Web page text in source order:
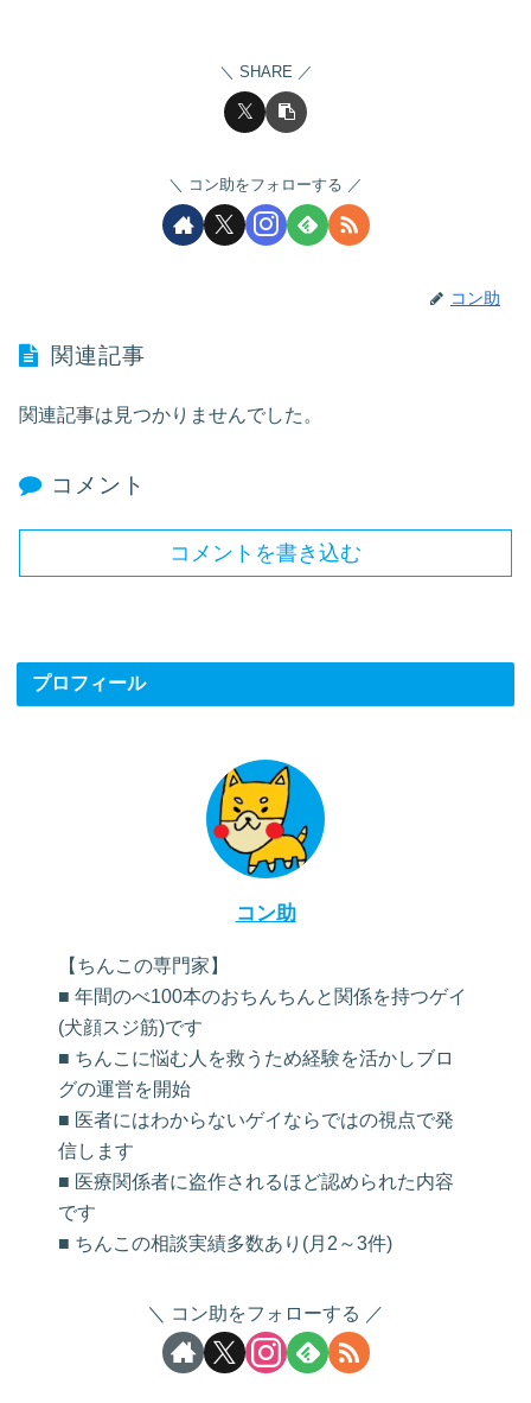
SHARE
コン助をフォローする
コン助
関連記事
関連記事は見つかりませんでした。
コメント
コメントを書き込む
プロフィール
コン助
【ちんこの専門家】
■ 年間のべ100本のおちんちんと関係を持つゲイ
(犬顔スジ筋)です
■ ちんこに悩む人を救うため経験を活かしブロ
グの運営を開始
■ 医者にはわからないゲイならではの視点で発
信します
■ 医療関係者に盗作されるほど認められた内容
です
■ ちんこの相談実績多数あり(月2～3件)
コン助をフォローする